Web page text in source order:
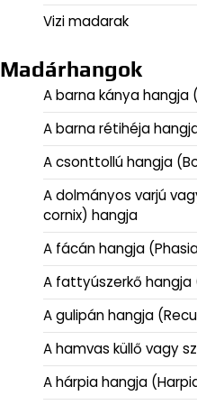
Vizi madarak
Madárhangok
A barna kánya hangja
A barna rétihéja
A csonttollú hangja
A dolmányos varjú
cornix) hangja
A fácán hangja
A fattyúszerkő hangja
A gulipán hangja
A hamvas küllő vagy
A hárpia hangja